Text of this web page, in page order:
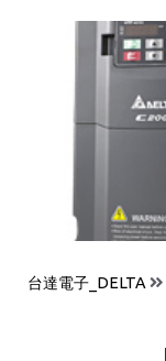
台達電子_DELTA